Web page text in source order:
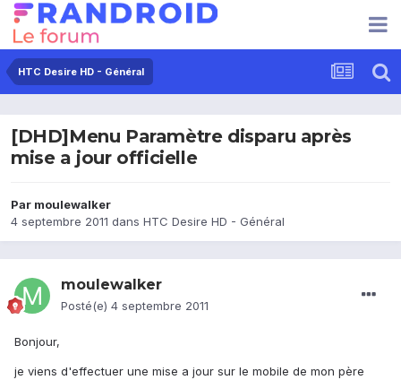
HTC Desire HD - Général
[DHD]Menu Paramètre disparu après
mise a jour officielle
Par moulewalker
4 septembre 2011 dans HTC Desire HD - Général
moulewalker
Posté(e) 4 septembre 2011
Bonjour,
je viens d'effectuer une mise a jour sur le mobile de mon père